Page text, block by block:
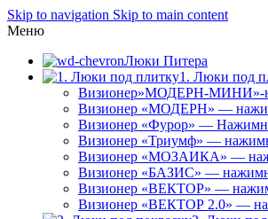
Skip to navigation Skip to main content
Меню
Люки Питера
1. Люки под
Визионер»МОДЕРН-МИНИ»-
Визионер «МОДЕРН» —
Визионер «Фурор» —
Визионер «Триумф» —
Визионер «МОЗАИКА» —
Визионер «БАЗИС» —
Визионер «ВЕКТОР» —
Визионер «ВЕКТОР 2.0» —